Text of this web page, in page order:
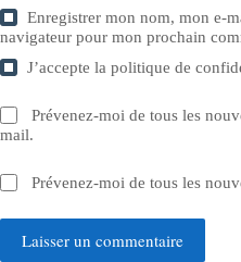
Enregistrer mon nom, mon e-
navigateur pour mon prochain
J’accepte lapolitique de
Prévenez-moi de tous les
mail.
Prévenez-moi de tous les
Laisser un commentaire